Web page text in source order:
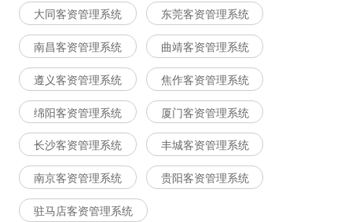
大同客资管理系统 东莞客资管理系统
南昌客资管理系统 曲靖客资管理系统
遵义客资管理系统 焦作客资管理系统
绵阳客资管理系统 厦门客资管理系统
长沙客资管理系统 丰城客资管理系统
南京客资管理系统 贵阳客资管理系统
驻马店客资管理系统